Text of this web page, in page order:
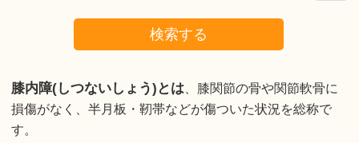
検索する
膝内障(しつないしょう)とは 、膝関節の骨や関節軟骨に
損傷がなく、半月板・靭帯などが傷ついた状況を総称で
す。